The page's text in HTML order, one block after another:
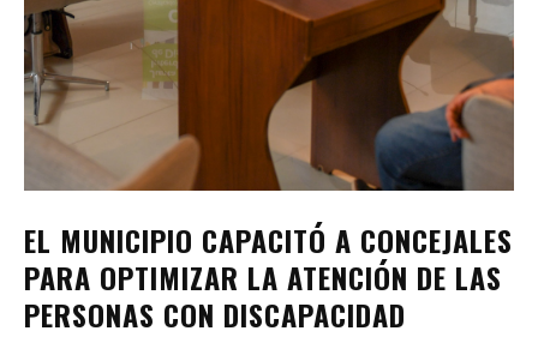
EL MUNICIPIO CAPACITÓ A CONCEJALES
PARA OPTIMIZAR LA ATENCIÓN DE LAS
PERSONAS CON DISCAPACIDAD